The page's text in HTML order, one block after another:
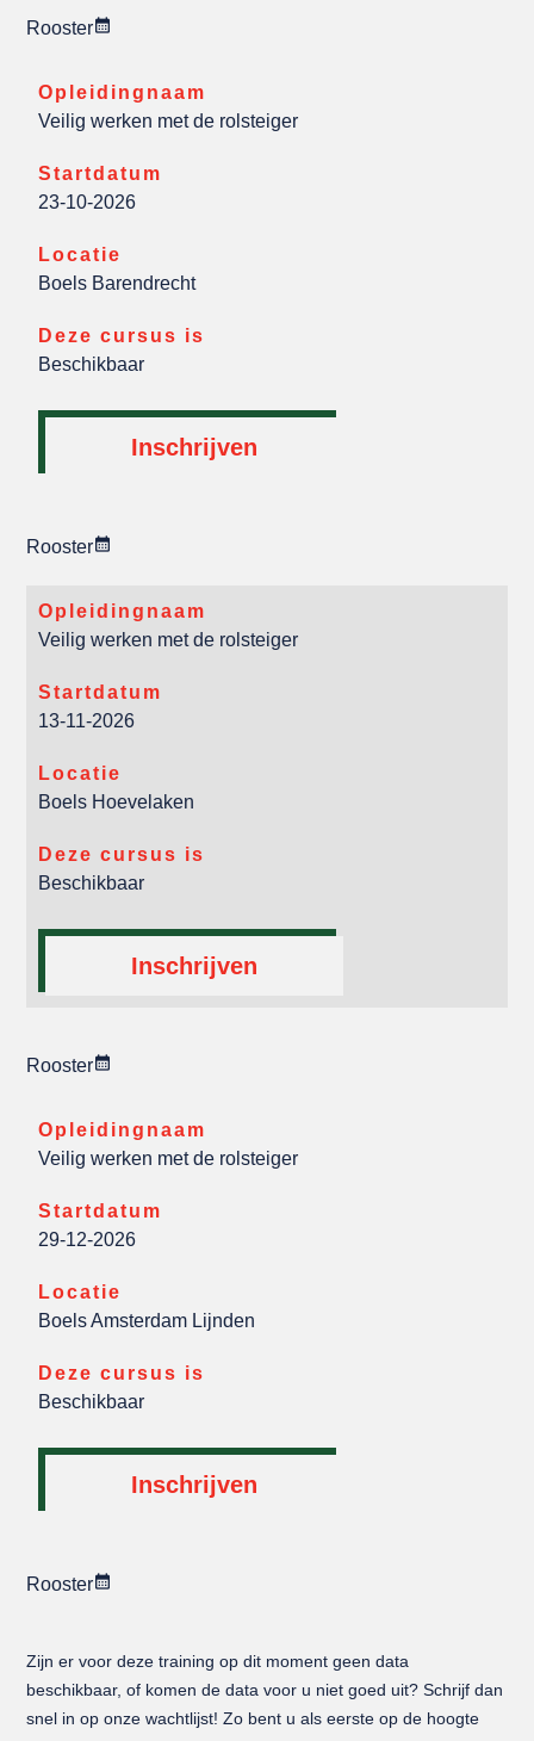
Rooster
Opleidingnaam
Veilig werken met de rolsteiger
Startdatum
23-10-2026
Locatie
Boels Barendrecht
Deze cursus is
Beschikbaar
Inschrijven
Rooster
Opleidingnaam
Veilig werken met de rolsteiger
Startdatum
13-11-2026
Locatie
Boels Hoevelaken
Deze cursus is
Beschikbaar
Inschrijven
Rooster
Opleidingnaam
Veilig werken met de rolsteiger
Startdatum
29-12-2026
Locatie
Boels Amsterdam Lijnden
Deze cursus is
Beschikbaar
Inschrijven
Rooster
Zijn er voor deze training op dit moment geen data
beschikbaar, of komen de data voor u niet goed uit? Schrijf dan
snel in op onze wachtlijst! Zo bent u als eerste op de hoogte